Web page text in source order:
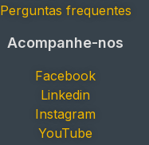
Perguntas frequentes
Acompanhe-nos
Facebook
Linkedin
Instagram
YouTube